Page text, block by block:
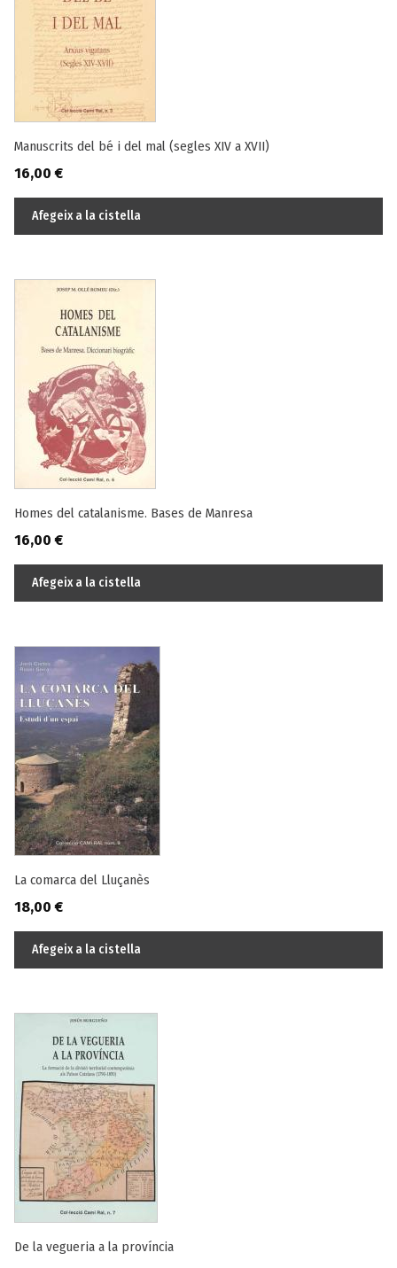
Manuscrits del bé i del mal (segles XIV a XVII)
16,00€
Afegeix a la cistella
Homes del catalanisme. Bases de Manresa
16,00€
Afegeix a la cistella
La comarca del Lluçanès
18,00€
Afegeix a la cistella
De la vegueria a la província